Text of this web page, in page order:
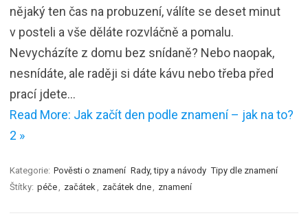
nějaký ten čas na probuzení, válíte se deset minut
v posteli a vše děláte rozvláčně a pomalu.
Nevycházíte z domu bez snídaně? Nebo naopak,
nesnídáte, ale raději si dáte kávu nebo třeba před
prací jdete…
Read More: Jak začít den podle znamení – jak na to?
2 »
Kategorie: Pověsti o znamení Rady, tipy a návody Tipy dle znamení
Štítky: péče začátek začátek dne znamení